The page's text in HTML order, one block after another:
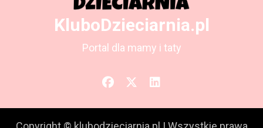
KluboDzieciarnia.pl
Portal dla mamy i taty